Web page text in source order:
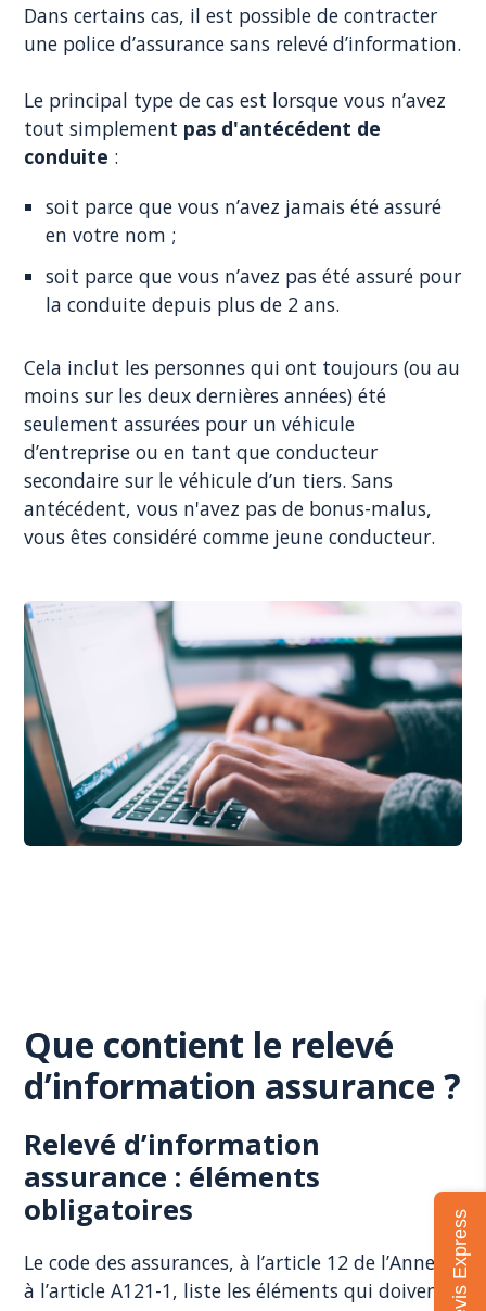
Dans certains cas, il est possible de contracter
une police d’assurance sans relevé d’information.
Le principal type de cas est lorsque vous n’avez
tout simplement pas d'antécédent de
conduite :
soit parce que vous n’avez jamais été assuré
en votre nom ;
soit parce que vous n’avez pas été assuré pour
la conduite depuis plus de 2 ans.
Cela inclut les personnes qui ont toujours (ou au
moins sur les deux dernières années) été
seulement assurées pour un véhicule
d’entreprise ou en tant que conducteur
secondaire sur le véhicule d’un tiers. Sans
antécédent, vous n'avez pas de bonus-malus,
vous êtes considéré comme jeune conducteur.
Que contient le relevé
d’information assurance ?
Relevé d’information
assurance : éléments
obligatoires
Le code des assurances, à l’article 12 de l’Annexe
à l’article A121-1, liste les éléments qui doivent